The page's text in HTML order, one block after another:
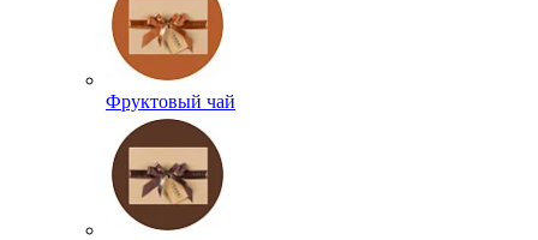
Фруктовый чай